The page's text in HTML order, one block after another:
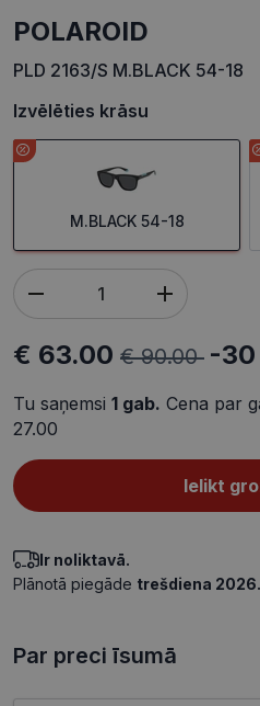
POLAROID
PLD 2163/S M.BLACK 54-18
Izvēlēties krāsu
M.BLACK 54-18
€ 63.00 € 90.00 -30
Tu saņemsi 1 gab. Cena par
27.00
Ielikt
Ir noliktavā.
Plānotā piegāde trešdiena
Par preci īsumā